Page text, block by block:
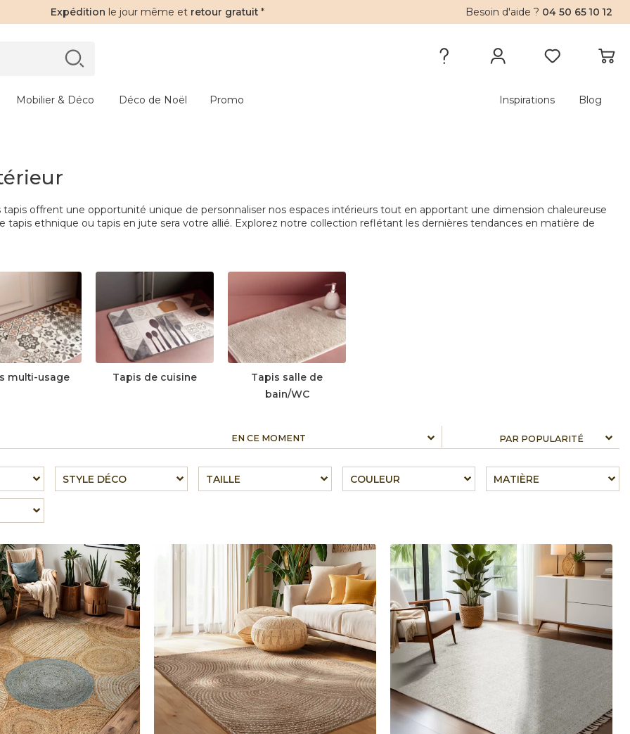
Expédition le jour même et retour gratuit * Besoin d'aide ? 04 50 65 10 12
Mobilier & Déco Déco de Noël Promo Inspirations Blog
tapis offrent une opportunité unique de personnaliser nos espaces intérieurs tout en apportant une dimension chaleureuse
ethnique ou tapis en jute sera votre allié. Explorez notre collection reflétant les dernières tendances en matière de
multi-usage Tapis de cuisine
Tapis salle de
bain/WC
EN CE MOMENT
STYLE DÉCO TAILLE COULEUR MATIÈRE